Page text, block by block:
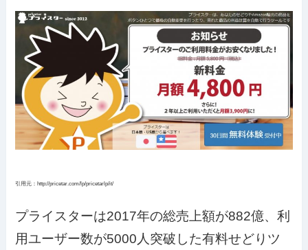
引用元：http://pricetar.com/lp/pricetarlp/it/
プライスターは2017年の総売上額が882億、利
用ユーザー数が5000人突破した有料せどりツ